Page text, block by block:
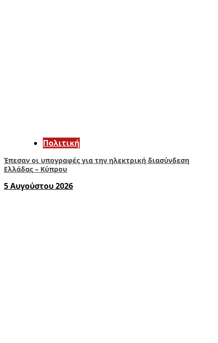
Πολιτική
Έπεσαν οι υπογραφές για την ηλεκτρική διασύνδεση
Ελλάδας – Κύπρου
5 Αυγούστου 2026